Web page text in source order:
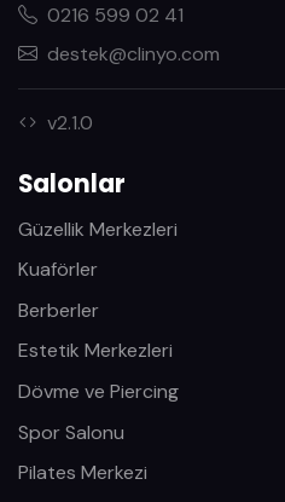
0216 599 02 41
destek@clinyo.com
v2.1.0
Salonlar
Güzellik Merkezleri
Kuaförler
Berberler
Estetik Merkezleri
Dövme ve Piercing
Spor Salonu
Pilates Merkezi